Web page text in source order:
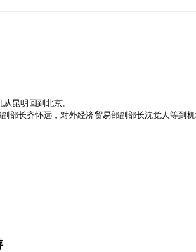
昆明回到北京。
长齐怀远，对外经济贸易部副部长沈觉人等到机